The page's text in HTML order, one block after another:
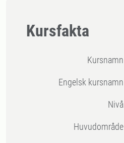
Kursfakta
Kursnamn
Engelsk kursnamn
Nivå
Huvudområde